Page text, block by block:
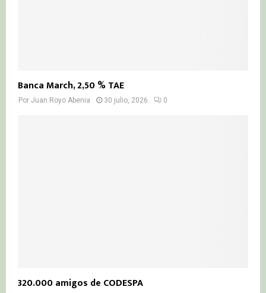
Banca March, 2,50 % TAE
Por Juan Royo Abenia 30 julio, 2026 0
320.000 amigos de CODESPA